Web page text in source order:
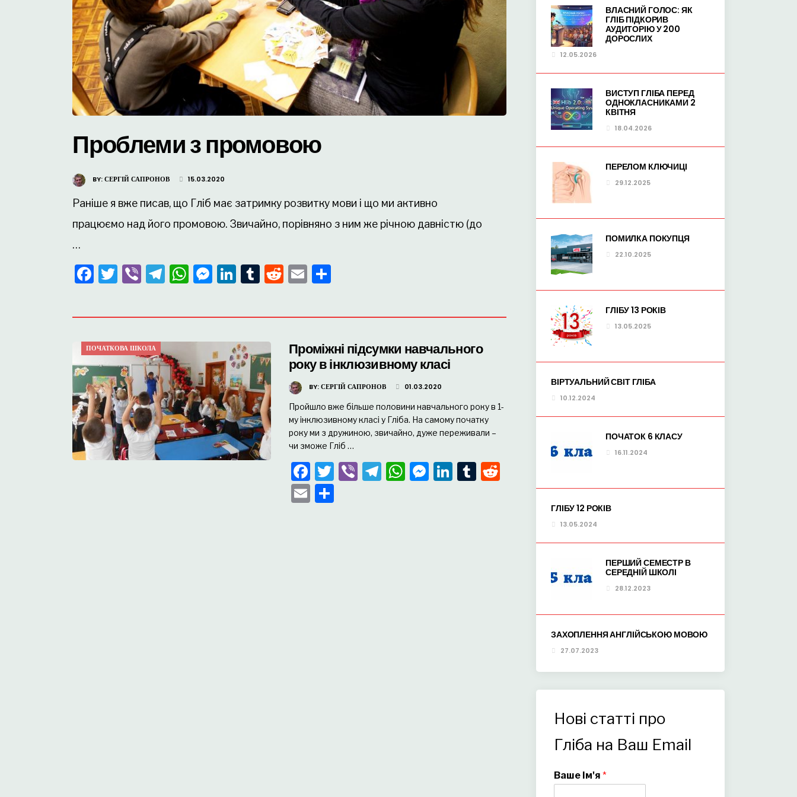
Проблеми з промовою
BY:СЕРГІЙ САПРОНОВ 15.03.2020
Раніше я вже писав, що Гліб має затримку розвитку мови і що ми активно
працюємо над його промовою. Звичайно, порівняно з ним же річною давністю (до
…
Facebook
Twitter
ViberTelegram
WhatsApp
Messenger
LinkedIn
Tumblr
Reddit
Email
ПОЧАТКОВА ШКОЛА
Проміжні підсумки навчального
року в інклюзивному класі
BY:СЕРГІЙ САПРОНОВ 01.03.2020
Пройшло вже більше половини навчального року в 1-
му інклюзивному класі у Гліба. На самому початку
року ми з дружиною, звичайно, дуже переживали –
чи зможе Гліб …
Facebook
Twitter
ViberTelegram
WhatsApp
Messenger
LinkedIn
Tumblr
Email
ВЛАСНИЙ ГОЛОС: ЯК
ГЛІБ ПІДКОРИВ
АУДИТОРІЮ У 200
ДОРОСЛИХ
12.05.2026
ВИСТУП ГЛІБА ПЕРЕД
ОДНОКЛАСНИКАМИ 2
КВІТНЯ
18.04.2026
ПЕРЕЛОМ КЛЮЧИЦІ
29.12.2025
ПОМИЛКА ПОКУПЦЯ
22.10.2025
ГЛІБУ 13 РОКІВ
13.05.2025
ВІРТУАЛЬНИЙ СВІТ ГЛІБА
10.12.2024
ПОЧАТОК 6 КЛАСУ
16.11.2024
ГЛІБУ 12 РОКІВ
13.05.2024
ПЕРШИЙ СЕМЕСТР В
СЕРЕДНІЙ ШКОЛІ
28.12.2023
ЗАХОПЛЕННЯ АНГЛІЙСЬКОЮ МОВОЮ
27.07.2023
Нові статті про
Гліба на Ваш Email
Ваше Ім'я *